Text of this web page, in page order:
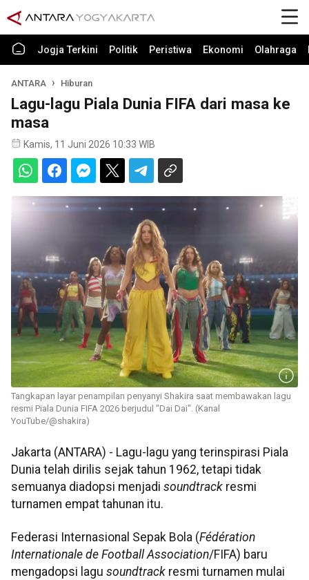
Jogja Terkini Politik Peristiwa Ekonomi Olahraga
ANTARA Hiburan
Lagu-lagu Piala Dunia FIFA dari masa ke
masa
Kamis, 11 Juni 2026 10:33 WIB
Tangkapan layar penampilan penyanyi Shakira saat membawakan lagu
resmi Piala Dunia FIFA 2026 berjudul "Dai Dai". (Kanal
YouTube/@shakira)
Jakarta (ANTARA) - Lagu-lagu yang terinspirasi Piala
Dunia telah dirilis sejak tahun 1962, tetapi tidak
semuanya diadopsi menjadi soundtrack resmi
turnamen empat tahunan itu.
Federasi Internasional Sepak Bola (Fédération
Internationale de Football Association/FIFA) baru
mengadopsi lagu soundtrack resmi turnamen mulai